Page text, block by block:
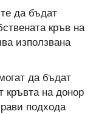
да бъдат
кръв на
използвана
да бъдат
кръвта на донор
подхода